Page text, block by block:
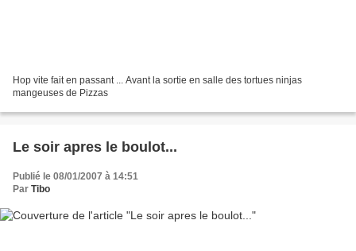
Hop vite fait en passant ... Avant la sortie en salle des tortues ninjas
mangeuses de Pizzas
Le soir apres le boulot...
Publié le 08/01/2007 à 14:51
Par Tibo